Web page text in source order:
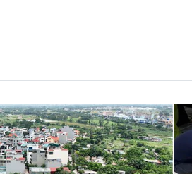
Xu hướng thị trường
Tiêu dùng và dư luận
Công nghệ